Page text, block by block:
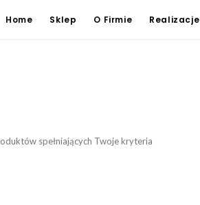
Home Sklep O Firmie Realizacje
spełniających Twoje kryteria